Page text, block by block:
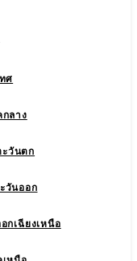
ศ
ลาง
วันตก
วันออก
กเฉียงเหนือ